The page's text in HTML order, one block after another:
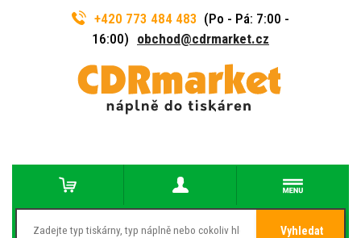
+420 773 484 483 (Po - Pá: 7:00 -
16:00) obchod@cdrmarket.cz
Vyhledat